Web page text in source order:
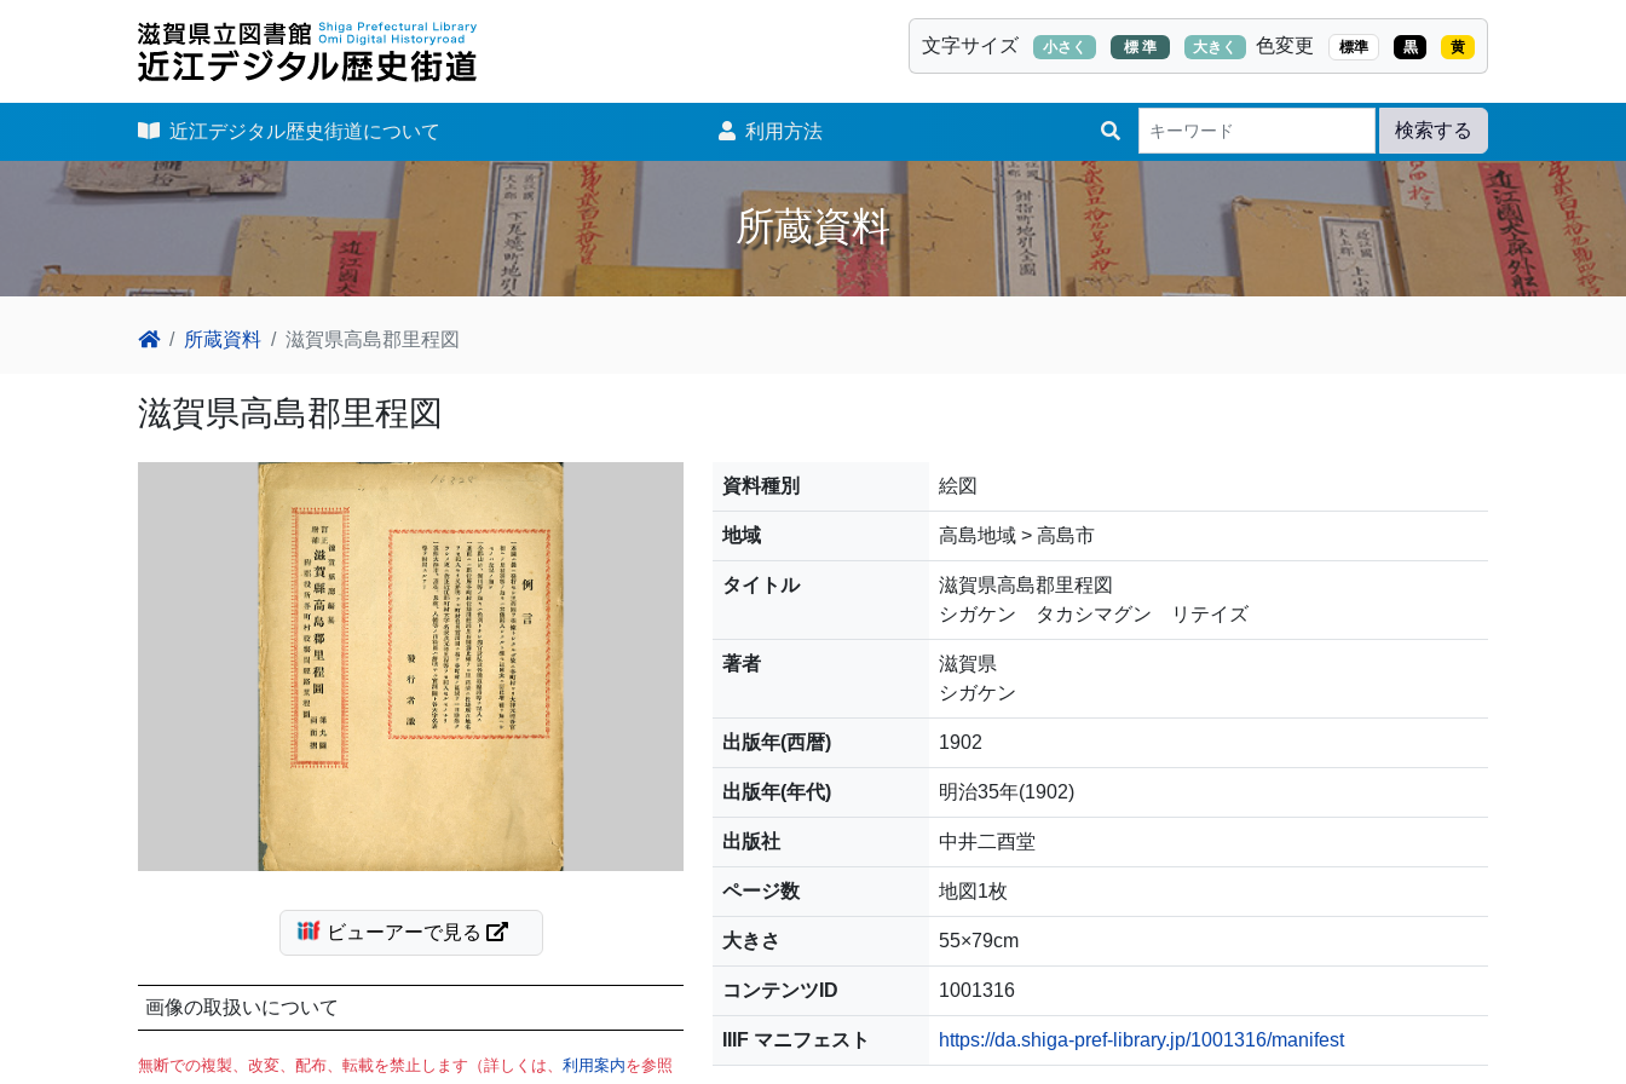
文字サイズ 小さく 標 準 大きく 色変更 標準 黒 黄
近江デジタル歴史街道について 利用方法 検索する
所蔵資料
所蔵資料 滋賀県高島郡里程図
滋賀県高島郡里程図
ビューアーで見る
画像の取扱いについて
無断での複製、改変、配布、転載を禁止します（詳しくは、 利用案内を参照
資料種別 絵図
地域 高島地域 > 高島市
タイトル
滋賀県高島郡里程図
シガケン タカシマグン リテイズ
著者
滋賀県
シガケン
出版年(西暦) 1902
出版年(年代) 明治35年(1902)
出版社 中井二酉堂
ページ数 地図1枚
大きさ 55×79cm
コンテンツID 1001316
IIIF マニフェスト https://da.shiga-pref-library.jp/1001316/manifest